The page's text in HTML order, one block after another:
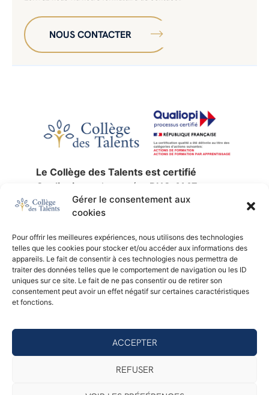
Gérer le consentement aux
cookies
Pour offrir les meilleures expériences, nous utilisons des technologies
telles que les cookies pour stocker et/ou accéder aux informations des
appareils. Le fait de consentir à ces technologies nous permettra de
traiter des données telles que le comportement de navigation ou les ID
uniques sur ce site. Le fait de ne pas consentir ou de retirer son
consentement peut avoir un effet négatif sur certaines caractéristiques
et fonctions.
ACCEPTER
REFUSER
NOUS CONTACTER
Le Collège des Talents est certifié
Qualiopi sous le numéro RNQ 4147
jusqu’au30 décembre 2027.
La certification qualité a été délivrée au
actions de formation,validation des
acquis de l’expérienceetformation par
apprentissage.
SIREN :753 676 329 —NDA :11 92 24791
92 —
© 2026 - Collège des Talents